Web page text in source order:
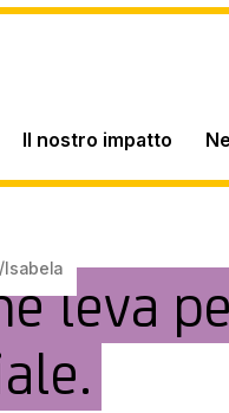
Il nostro impatto
/Isabela
leva